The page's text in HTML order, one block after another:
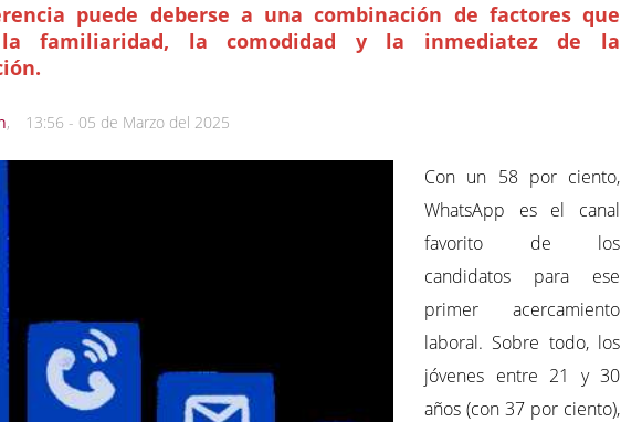
puede deberse a una combinación de factores que
familiaridad, la comodidad y la inmediatez de la
, 13:56 - 05 de Marzo del 2025
Con un 58 por ciento,
WhatsApp es el canal
favorito de los
candidatos para ese
primer acercamiento
laboral. Sobre todo, los
jóvenes entre 21 y 30
años (con 37 por ciento),